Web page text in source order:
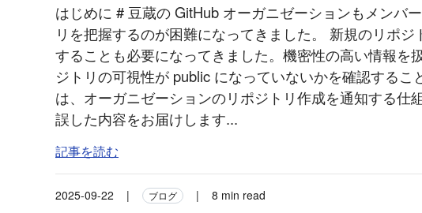
はじめに # 豆蔵の GitHub オーガニゼーションもメンバ
リを把握するのが困難になってきました。 新規のリポジ
することも必要になってきました。機密性の高い情報を
ジトリの可視性が public になっていないかを確認するこ
は、オーガニゼーションのリポジトリ作成を通知する仕
誤した内容をお届けします...
記事を読む
2025-09-22 | ブログ |
8 min read